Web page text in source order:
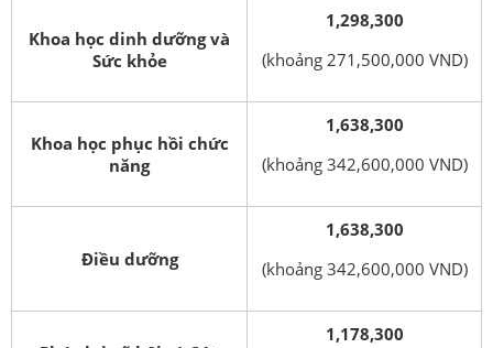
Khoa học dinh dưỡng và
Sức khỏe
1,298,300
(khoảng 271,500,000 VND)
Khoa học phục hồi chức
năng
1,638,300
(khoảng 342,600,000 VND)
Điều dưỡng
1,638,300
(khoảng 342,600,000 VND)
1,178,300